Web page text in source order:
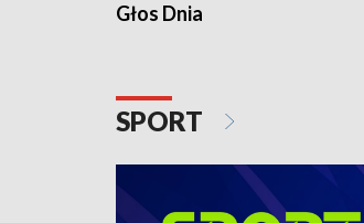
Głos Dnia
SPORT